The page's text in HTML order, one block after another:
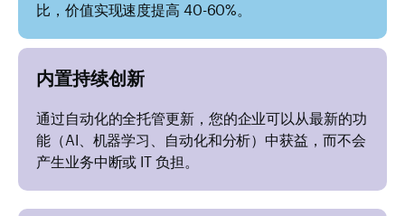
比，价值实现速度提高 40-60%。
内置持续创新
通过自动化的全托管更新，您的企业可以从最新的功
能（AI、机器学习、自动化和分析）中获益，而不会
产生业务中断或 IT 负担。